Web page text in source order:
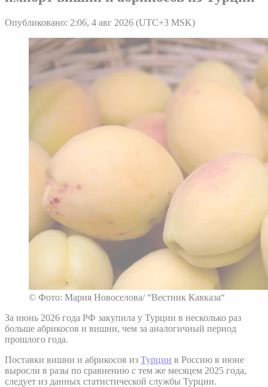
Опубликовано: 2:06, 4 авг 2026 (UTC+3 MSK)
© Фото: Мария Новоселова/ “Вестник Кавказа“
За июнь 2026 года РФ закупила у Турции в несколько раз
больше абрикосов и вишни, чем за аналогичный период
прошлого года.
Поставки вишни и абрикосов из Турции в Россию в июне
выросли в разы по сравнению с тем же месяцем 2025 года,
следует из данных статистической службы Турции.